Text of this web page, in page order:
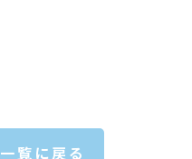
一覧に戻る